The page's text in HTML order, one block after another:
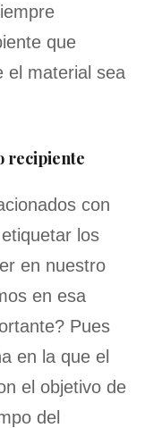
que
el material sea
recipiente
con
los
en nuestro
en esa
Pues
en la que el
el objetivo de
del